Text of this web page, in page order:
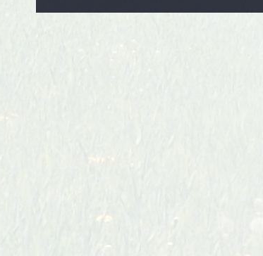
développer un nouveau cadre
cas d’étude concrets, et ainsi de tester
donnerons une visée internationale à ces
réplicabilité à d’autres échelles et dans